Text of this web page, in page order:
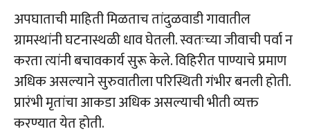
अपघाताची माहिती मिळताच तांदुळवाडी गावातील
ग्रामस्थांनी घटनास्थळी धाव घेतली. स्वतःच्या जीवाची पर्वा न
करता त्यांनी बचावकार्य सुरू केले. विहिरीत पाण्याचे प्रमाण
अधिक असल्याने सुरुवातीला परिस्थिती गंभीर बनली होती.
प्रारंभी मृतांचा आकडा अधिक असल्याची भीती व्यक्त
करण्यात येत होती.